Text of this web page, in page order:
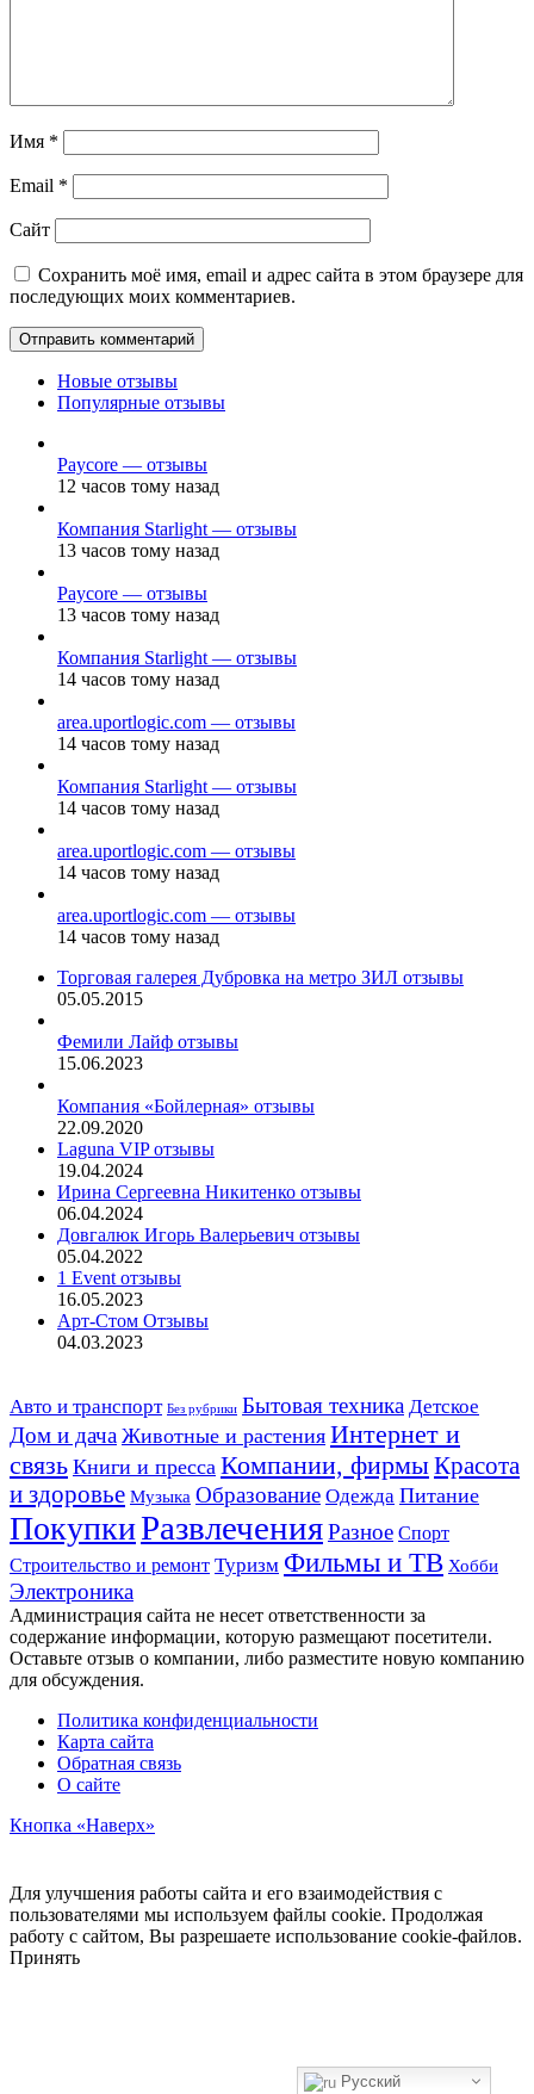
Имя *
Email *
Сайт
Сохранить моё имя, email и адрес сайта в этом браузере для
последующих моих комментариев.
Новые отзывы
Популярные отзывы
Paycore — отзывы
12 часов тому назад
Компания Starlight — отзывы
13 часов тому назад
Paycore — отзывы
13 часов тому назад
Компания Starlight — отзывы
14 часов тому назад
area.uportlogic.com — отзывы
14 часов тому назад
Компания Starlight — отзывы
14 часов тому назад
area.uportlogic.com — отзывы
14 часов тому назад
area.uportlogic.com — отзывы
14 часов тому назад
Торговая галерея Дубровка на метро ЗИЛ отзывы
05.05.2015
Фемили Лайф отзывы
15.06.2023
Компания «Бойлерная» отзывы
22.09.2020
Laguna VIP отзывы
19.04.2024
Ирина Сергеевна Никитенко отзывы
06.04.2024
Довгалюк Игорь Валерьевич отзывы
05.04.2022
1 Event отзывы
16.05.2023
Арт-Стом Отзывы
04.03.2023
Авто и транспорт Без рубрики Бытовая техника Детское
Дом и дача Животные и растения Интернет и
связь Книги и пресса Компании, фирмыКрасота
и здоровье Музыка Образование Одежда Питание
ПокупкиРазвлеченияРазное Спорт
Строительство и ремонт Туризм Фильмы и ТВ Хобби
Электроника
Администрация сайта не несет ответственности за
содержание информации, которую размещают посетители.
Оставьте отзыв о компании, либо разместите новую компанию
для обсуждения.
Политика конфиденциальности
Карта сайта
Обратная связь
О сайте
Кнопка «Наверх»
Русский
Для улучшения работы сайта и его взаимодействия с
пользователями мы используем файлы cookie. Продолжая
работу с сайтом, Вы разрешаете использование cookie-файлов.
Принять